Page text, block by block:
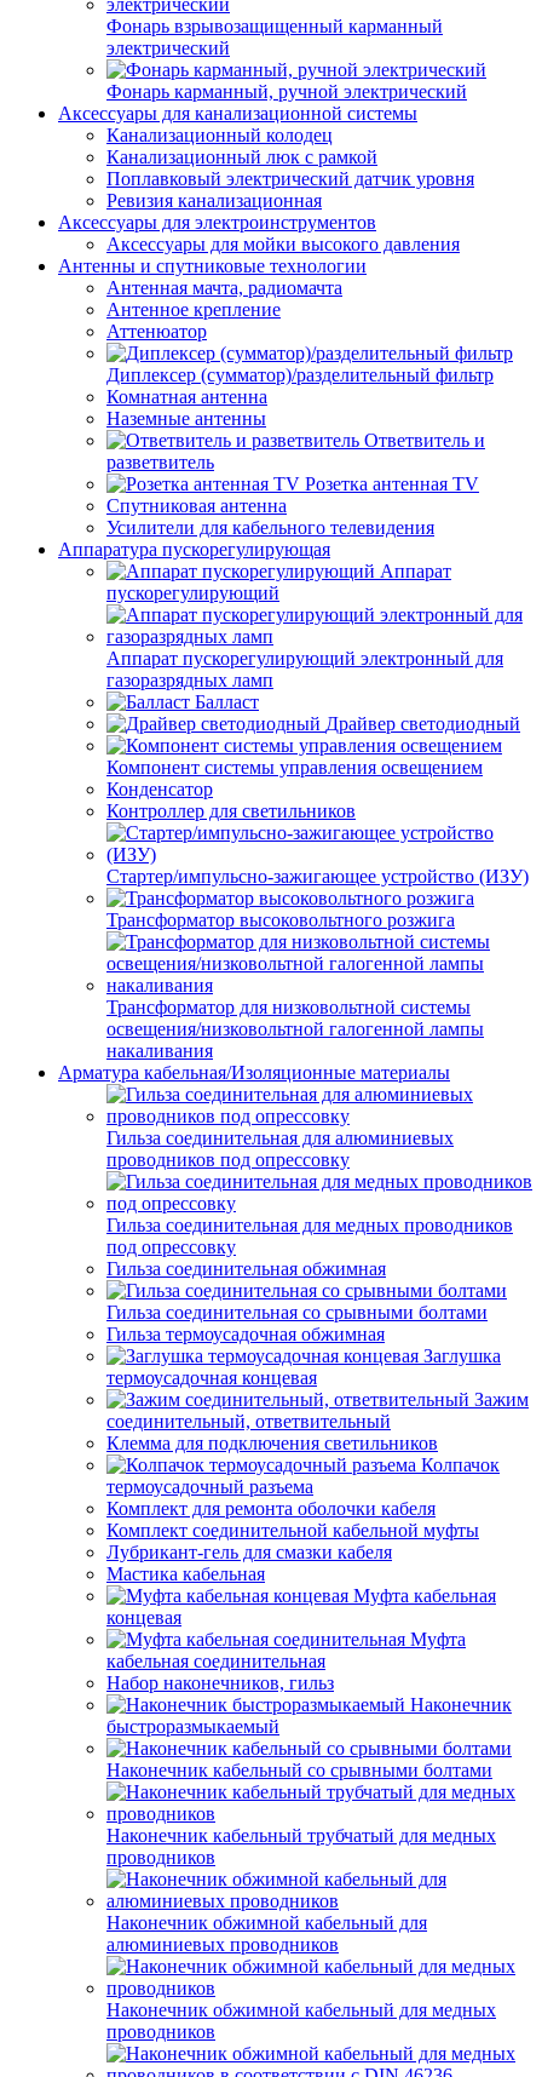
Фонарь взрывозащищенный карманный
электрический
Фонарь карманный, ручной электрический
Аксессуары для канализационной системы
Канализационный колодец
Канализационный люк с рамкой
Поплавковый электрический датчик уровня
Ревизия канализационная
Аксессуары для электроинструментов
Аксессуары для мойки высокого давления
Антенны и спутниковые технологии
Антенная мачта, радиомачта
Антенное крепление
Аттенюатор
Диплексер (сумматор)/разделительный фильтр
Комнатная антенна
Наземные антенны
Ответвитель и
разветвитель
Розетка антенная TV
Спутниковая антенна
Усилители для кабельного телевидения
Аппаратура пускорегулирующая
Аппарат
пускорегулирующий
Аппарат пускорегулирующий электронный для
газоразрядных ламп
Балласт
Драйвер светодиодный
Компонент системы управления освещением
Конденсатор
Контроллер для светильников
Стартер/импульсно-зажигающее устройство (ИЗУ)
Трансформатор высоковольтного розжига
Трансформатор для низковольтной системы
освещения/низковольтной галогенной лампы
накаливания
Арматура кабельная/Изоляционные материалы
Гильза соединительная для алюминиевых
проводников под опрессовку
Гильза соединительная для медных проводников
под опрессовку
Гильза соединительная обжимная
Гильза соединительная со срывными болтами
Гильза термоусадочная обжимная
Заглушка
термоусадочная концевая
Зажим
соединительный, ответвительный
Клемма для подключения светильников
Колпачок
термоусадочный разъема
Комплект для ремонта оболочки кабеля
Комплект соединительной кабельной муфты
Лубрикант-гель для смазки кабеля
Мастика кабельная
Муфта кабельная
концевая
Муфта
кабельная соединительная
Набор наконечников, гильз
Наконечник
быстроразмыкаемый
Наконечник кабельный со срывными болтами
Наконечник кабельный трубчатый для медных
проводников
Наконечник обжимной кабельный для
алюминиевых проводников
Наконечник обжимной кабельный для медных
проводников